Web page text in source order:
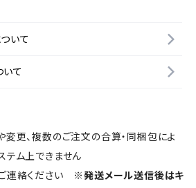
いて
て
更、複数のご注文の合算・同梱包によ
ム上できません
連絡ください ※発送メール送信後はキ